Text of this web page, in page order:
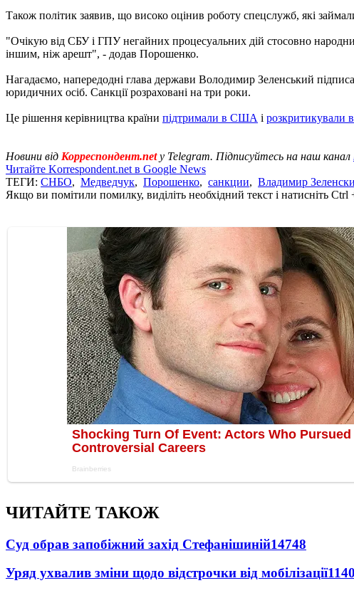
Також політик заявив, що високо оцінив роботу спецслужб, які
"Очікую від СБУ і ГПУ негайних процесуальних дій стосовно
іншим, ніж арешт", - додав Порошенко.
Нагадаємо, напередодні глава держави Володимир Зеленський
юридичних осіб. Санкції розраховані на три роки.
Це рішення керівництва країни підтримали в США і розкритикували в
Новини від Корреспондент.netу Telegram. Підписуйтесь на наш канал
Читайте Korrespondent.net в Google News
ТЕГИ: СНБО, Медведчук, Порошенко, санкции, Владимир
Якщо ви помітили помилку, виділіть необхідний текст і натисніть
ЧИТАЙТЕ ТАКОЖ
Суд обрав запобіжний захід Стефанішиній14748
Уряд ухвалив зміни щодо відстрочки від мобілізації